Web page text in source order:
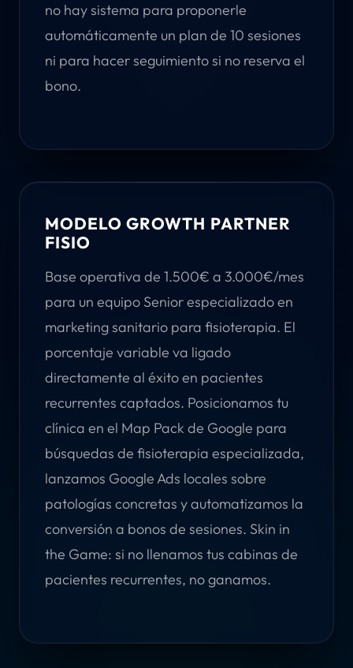
no hay sistema para proponerle
automáticamente un plan de 10 sesiones
ni para hacer seguimiento si no reserva el
bono.
MODELO GROWTH PARTNER
FISIO
Base operativa de 1.500€ a 3.000€/mes
para un equipo Senior especializado en
marketing sanitario para fisioterapia. El
porcentaje variable va ligado
directamente al éxito en pacientes
recurrentes captados. Posicionamos tu
clínica en el Map Pack de Google para
búsquedas de fisioterapia especializada,
lanzamos Google Ads locales sobre
patologías concretas y automatizamos la
conversión a bonos de sesiones. Skin in
the Game: si no llenamos tus cabinas de
pacientes recurrentes, no ganamos.